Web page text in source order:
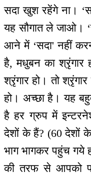
सदा खुश रहेंगे ना।
यह सौगात ले जाओ।
आने में ‘सदा' नहीं
है, मधुबन का श्रृंगार
श्रृंगार हो। तो
हो। अच्छा है। यह
है हर ग्रुप में
देशों के हैं? (60 देशों
भाग भागकर पहुंच गये
की तरफ से आपको